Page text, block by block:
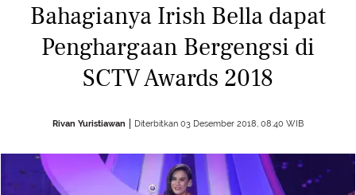
Bahagianya Irish Bella dapat
Penghargaan Bergengsi di
SCTV Awards 2018
Rivan Yuristiawan Diterbitkan 03 Desember 2018, 08:40 WIB